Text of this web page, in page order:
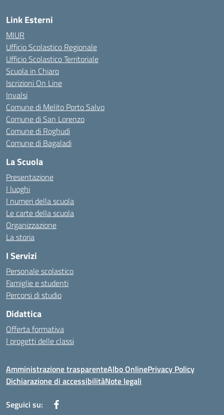
Link Esterni
MIUR
Ufficio Scolastico Regionale
Ufficio Scolastico Territoriale
Scuola in Chiaro
Iscrizioni On Line
Invalsi
Comune di Melito Porto Salvo
Comune di San Lorenzo
Comune di Roghudi
Comune di Bagaladi
La Scuola
Presentazione
I luoghi
I numeri della scuola
Le carte della scuola
Organizzazione
La storia
I Servizi
Personale scolastico
Famiglie e studenti
Percorsi di studio
Didattica
Offerta formativa
I progetti delle classi
Amministrazione trasparenteAlbo OnlinePrivacy Policy
Dichiarazione di accessibilitàNote legali
Seguici su: